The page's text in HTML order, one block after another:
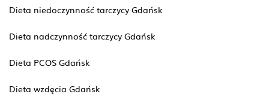
Dieta niedoczynność tarczycy Gdańsk
Dieta nadczynność tarczycy Gdańsk
Dieta PCOS Gdańsk
Dieta wzdęcia Gdańsk